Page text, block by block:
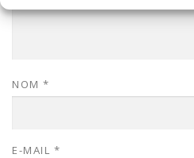
NOM *
E-MAIL *